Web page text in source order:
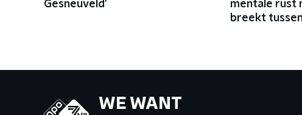
Gesneuveld'
mentale rust
breekt
WE WANT